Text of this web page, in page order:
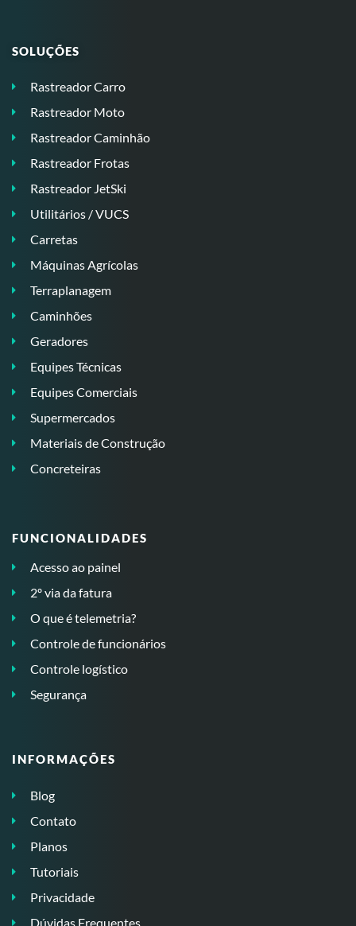
SOLUÇÕES
Rastreador Carro
Rastreador Moto
Rastreador Caminhão
Rastreador Frotas
Rastreador JetSki
Utilitários / VUCS
Carretas
Máquinas Agrícolas
Terraplanagem
Caminhões
Geradores
Equipes Técnicas
Equipes Comerciais
Supermercados
Materiais de Construção
Concreteiras
FUNCIONALIDADES
Acesso ao painel
2º via da fatura
O que é telemetria?
Controle de funcionários
Controle logístico
Segurança
INFORMAÇÕES
Blog
Contato
Planos
Tutoriais
Privacidade
Dúvidas Frequentes